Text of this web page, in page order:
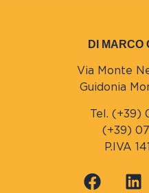
DI MARCO
Via Monte
Guidonia
Tel. (+39)
(+39)
P.IVA